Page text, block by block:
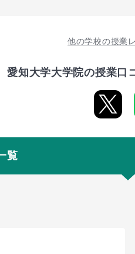
他の学校の授業
愛知大学大学院の授業口
覧